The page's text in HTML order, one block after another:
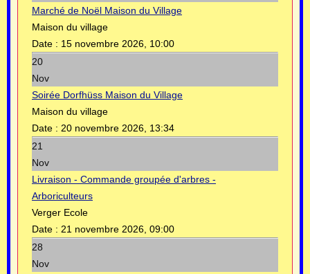
Marché de Noël Maison du Village
Maison du village
Date : 15 novembre 2026, 10:00
20
Nov
Soirée Dorfhüss Maison du Village
Maison du village
Date : 20 novembre 2026, 13:34
21
Nov
Livraison - Commande groupée d'arbres -
Arboriculteurs
Verger Ecole
Date : 21 novembre 2026, 09:00
28
Nov